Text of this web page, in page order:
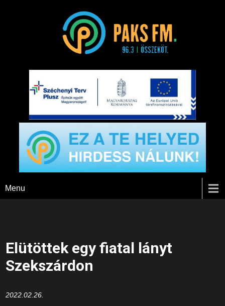
Paks FM
Menu
Elütöttek egy fiatal lányt
Szekszárdon
2022.02.26.